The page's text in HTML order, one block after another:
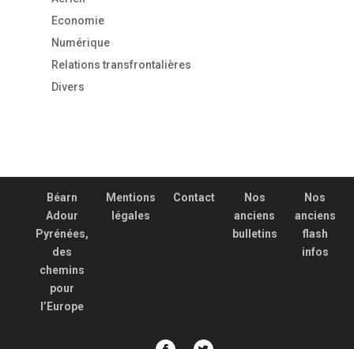
Economie
Numérique
Relations transfrontalières
Divers
Béarn
Adour
Pyrénées,
des
chemins
pour
l’Europe
Mentions
légales
Contact
Nos
anciens
bulletins
Nos
anciens
flash
infos